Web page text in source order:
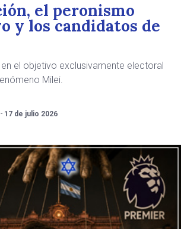
el peronismo
y los candidatos de
el objetivo exclusivamente electoral
Milei.
17 de julio 2026